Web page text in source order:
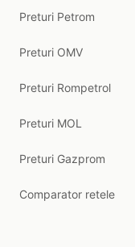
Preturi Petrom
Preturi OMV
Preturi Rompetrol
Preturi MOL
Preturi Gazprom
Comparator retele